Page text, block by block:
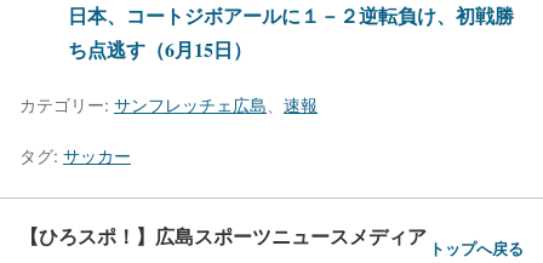
日本、コートジボアールに１－２逆転負け、初戦勝
ち点逃す（6月15日）
カテゴリー: サンフレッチェ広島 速報
タグ: サッカー
【ひろスポ！】広島スポーツニュースメディア トップへ戻る